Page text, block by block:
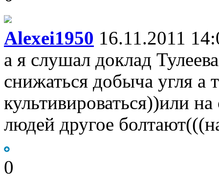
Alexei1950 16.11.2011
а я слушал доклад
снижаться добыча угля
культивироваться))или
людей другое
0